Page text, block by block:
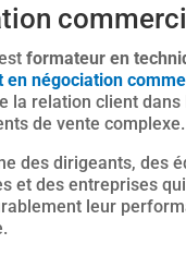
formateur en
en négociation
la relation client dans
de vente complexe.
des dirigeants, des
et des entreprises
leur